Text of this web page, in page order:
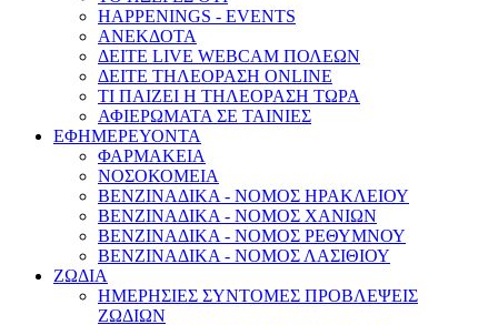
HAPPENINGS - EVENTS
ΑΝΕΚΔΟΤΑ
ΔΕΙΤΕ LIVE WEBCAM ΠΟΛΕΩΝ
ΔΕΙΤΕ ΤΗΛΕΟΡΑΣΗ ONLINE
ΤΙ ΠΑΙΖΕΙ Η ΤΗΛΕΟΡΑΣΗ ΤΩΡΑ
ΑΦΙΕΡΩΜΑΤΑ ΣΕ ΤΑΙΝΙΕΣ
ΕΦΗΜΕΡΕΥΟΝΤΑ
ΦΑΡΜΑΚΕΙΑ
ΝΟΣΟΚΟΜΕΙΑ
ΒΕΝΖΙΝΑΔΙΚΑ - ΝΟΜΟΣ ΗΡΑΚΛΕΙΟΥ
ΒΕΝΖΙΝΑΔΙΚΑ - ΝΟΜΟΣ ΧΑΝΙΩΝ
ΒΕΝΖΙΝΑΔΙΚΑ - ΝΟΜΟΣ ΡΕΘΥΜΝΟΥ
ΒΕΝΖΙΝΑΔΙΚΑ - ΝΟΜΟΣ ΛΑΣΙΘΙΟΥ
ΖΩΔΙΑ
ΗΜΕΡΗΣΙΕΣ ΣΥΝΤΟΜΕΣ ΠΡΟΒΛΕΨΕΙΣ
ΖΩΔΙΩΝ